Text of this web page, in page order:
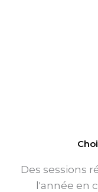
Des sessions
l'année en